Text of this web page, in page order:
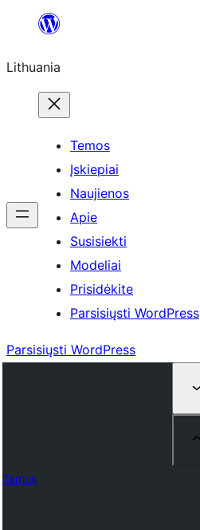
turinio
Lithuania
Temos
Įskiepiai
Naujienos
Apie
Susisiekti
Modeliai
Prisidėkite
Parsisiųsti WordPress
Parsisiųsti WordPress
Temos